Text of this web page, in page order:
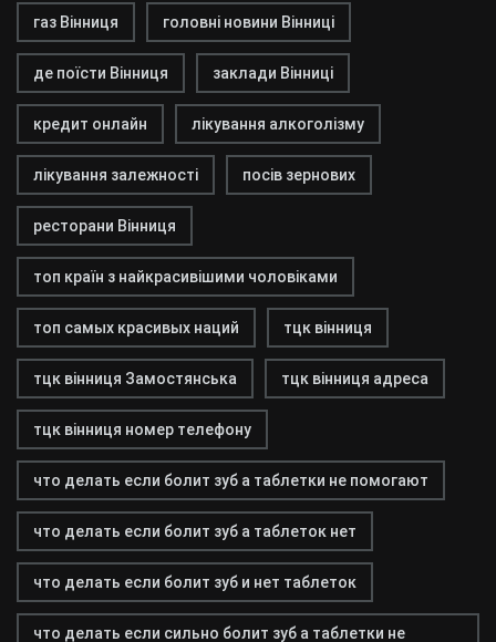
газ Вінниця головні новини Вінниці
де поїсти Вінниця заклади Вінниці
кредит онлайн лікування алкоголізму
лікування залежності посів зернових
ресторани Вінниця
топ країн з найкрасивішими чоловіками
топ самых красивых наций тцк вінниця
тцк вінниця Замостянська тцк вінниця адреса
тцк вінниця номер телефону
что делать если болит зуб а таблетки не помогают
что делать если болит зуб а таблеток нет
что делать если болит зуб и нет таблеток
что делать если сильно болит зуб а таблетки не